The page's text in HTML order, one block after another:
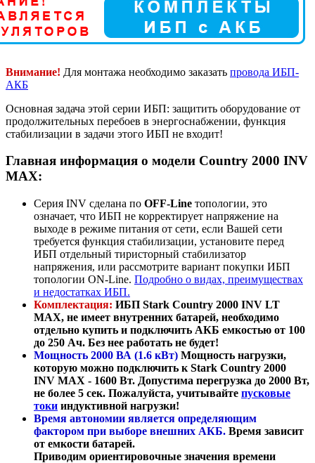
Внимание! Для монтажа необходимо заказать провода ИБП-
АКБ
Основная задача этой серии ИБП: защитить оборудование от
продолжительных перебоев в энергоснабжении, функция
стабилизации в задачи этого ИБП не входит!
Главная информация о модели Country 2000 INV
MAX:
Серия INV сделана по OFF-Line топологии, это
означает, что ИБП не корректирует напряжение на
выходе в режиме питания от сети, если Вашей сети
требуется функция стабилизации, установите перед
ИБП отдельный тиристорный стабилизатор
напряжения, или рассмотрите вариант покупки ИБП
топологии ON-Line. Подробно о видах, преимуществах
и недостатках ИБП.
Комплектация: ИБП Stark Country 2000 INV LT
MAX, не имеет внутренних батарей, необходимо
отдельно купить и подключить АКБ емкостью от 100
до 250 Ач. Без нее работать не будет!
Мощность 2000 ВА (1.6 кВт) Мощность нагрузки,
которую можно подключить к Stark Country 2000
INV MAX - 1600 Вт. Допустима перегрузка до 2000 Вт,
не более 5 сек. Пожалуйста, учитывайте пусковые
токи индуктивной нагрузки!
Время автономии является определяющим
фактором при выборе внешних АКБ. Время зависит
от емкости батарей.
Приводим ориентировочные значения времени